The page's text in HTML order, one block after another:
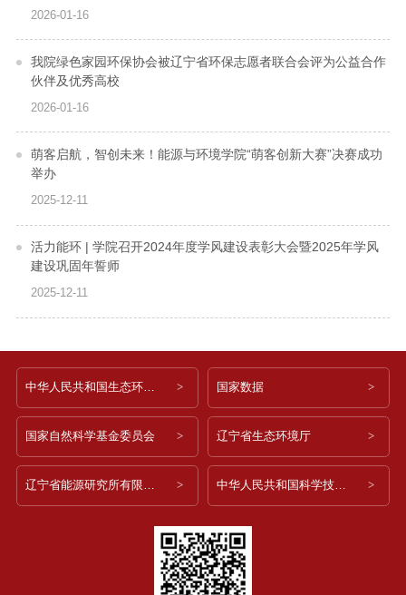
2026-01-16
我院绿色家园环保协会被辽宁省环保志愿者联合会评为公益合作
伙伴及优秀高校
2026-01-16
萌客启航，智创未来！能源与环境学院“萌客创新大赛”决赛成功
举办
2025-12-11
活力能环 | 学院召开2024年度学风建设表彰大会暨2025年学风
建设巩固年誓师
2025-12-11
中华人民共和国生态环境部 国家数据
国家自然科学基金委员会 辽宁省生态环境厅
辽宁省能源研究所有限公司 中华人民共和国科学技术部